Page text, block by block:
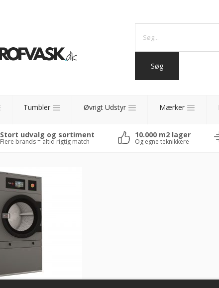
Tumbler Øvrigt Udstyr Mærker
Stort udvalg og sortiment
Flere brands = altid rigtig match
10.000 m2 lager
Og egne teknikkere